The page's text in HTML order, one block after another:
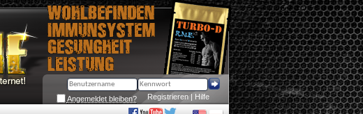
Angemeldet bleiben? Registrieren | Hilfe